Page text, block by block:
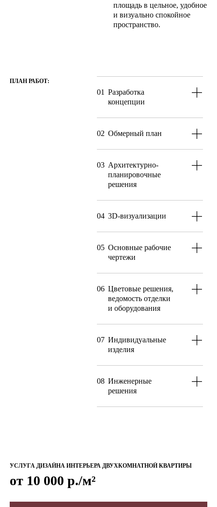
площадь в цельное, удобное
и визуально спокойное
пространство.
ПЛАН РАБОТ:
01 Разработка
концепции
02 Обмерный план
03 Архитектурно-
планировочные
решения
04 3D-визуализации
05 Основные рабочие
чертежи
06 Цветовые решения,
ведомость отделки
и оборудования
07 Индивидуальные
изделия
08 Инженерные
решения
УСЛУГА ДИЗАЙНА ИНТЕРЬЕРА ДВУХКОМНАТНОЙ КВАРТИРЫ
от 10 000 р./м²